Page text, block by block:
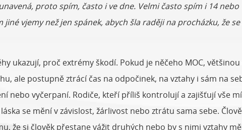
proto spím, často i ve dne. Velmi často spím i 14
jiné vjemy než jen spánek, abych šla raději na procházku, že
ukazují, proč extrémy škodí. Pokud je něčeho MOC,
ale postupně ztrácí čas na odpočinek, na vztahy i sám na
nebo vyčerpaní. Rodiče, kteří příliš kontrolují a zajišťují vše
se mění v závislost, žárlivost nebo ztrátu sama sebe.
že si člověk přestane vážit druhých nebo by s nimi vztahy